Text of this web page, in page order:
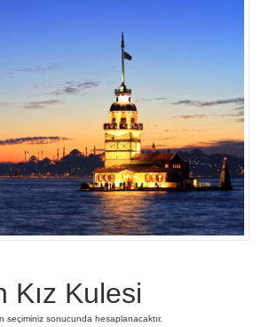
Kız Kulesi
seçiminiz sonucunda hesaplanacaktır.